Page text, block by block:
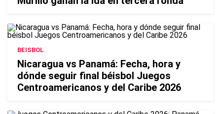
BEISBOL
Nicaragua vs Panamá: Fecha, hora y
dónde seguir final béisbol Juegos
Centroamericanos y del Caribe 2026